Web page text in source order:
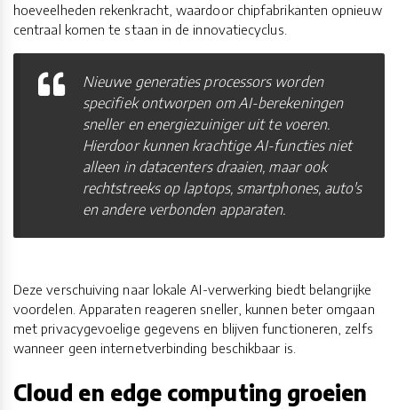
hoeveelheden rekenkracht, waardoor chipfabrikanten opnieuw
centraal komen te staan in de innovatiecyclus.
Nieuwe generaties processors worden
specifiek ontworpen om AI-berekeningen
sneller en energiezuiniger uit te voeren.
Hierdoor kunnen krachtige AI-functies niet
alleen in datacenters draaien, maar ook
rechtstreeks op laptops, smartphones, auto's
en andere verbonden apparaten.
Deze verschuiving naar lokale AI-verwerking biedt belangrijke
voordelen. Apparaten reageren sneller, kunnen beter omgaan
met privacygevoelige gegevens en blijven functioneren, zelfs
wanneer geen internetverbinding beschikbaar is.
Cloud en edge computing groeien